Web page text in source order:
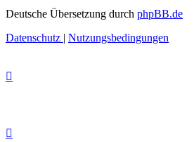
Deutsche Übersetzung durch phpBB.de
Datenschutz | Nutzungsbedingungen